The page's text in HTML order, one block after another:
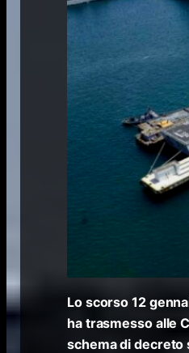
Lo scorso 12
ha trasmesso alle
schema di decreto